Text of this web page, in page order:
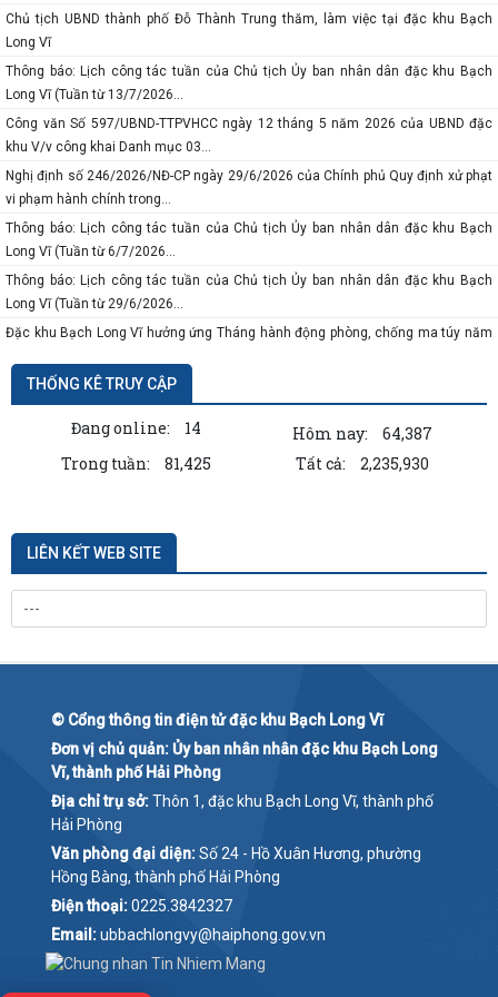
Chủ tịch UBND thành phố Đỗ Thành Trung thăm, làm việc tại đặc khu Bạch
Long Vĩ
Thông báo: Lịch công tác tuần của Chủ tịch Ủy ban nhân dân đặc khu Bạch
Long Vĩ (Tuần từ 13/7/2026...
Công văn Số 597/UBND-TTPVHCC ngày 12 tháng 5 năm 2026 của UBND đặc
khu V/v công khai Danh mục 03...
Nghị định số 246/2026/NĐ-CP ngày 29/6/2026 của Chính phủ Quy định xử phạt
vi phạm hành chính trong...
Thông báo: Lịch công tác tuần của Chủ tịch Ủy ban nhân dân đặc khu Bạch
Long Vĩ (Tuần từ 6/7/2026...
Thông báo: Lịch công tác tuần của Chủ tịch Ủy ban nhân dân đặc khu Bạch
Long Vĩ (Tuần từ 29/6/2026...
Đặc khu Bạch Long Vĩ hưởng ứng Tháng hành động phòng, chống ma túy năm
Thông báo Kết quả xét thăng hạng chức danh nghề nghiệp viên chức từ Nhân
viên lên Cán sự
Tăng cường bảo vệ động vật hoang dã, chim di cư trên địa bàn đặc khu Bạch
Bạch Long Vĩ tổ chức chương trình giáo dục kỹ năng phòng, chống đuối nước
HỘI ĐỒNG XÉT THĂNG HẠNG VIÊN CHỨC ĐẶC KHU BẠCH LONG VĨ THÔNG BÁO:
Đặc khu Bạch Long Vĩ tổ chức Đại hội đại biểu Hội Khuyến học lần thứ I, nhiệm
kỳ 2026 – 2031
Đoàn Thanh niên Đặc khu ra quân hưởng ứng phong trào "Toàn dân chung tay
bảo vệ môi trường vì một...
Đẩy mạnh cài đặt và sử dụng ứng dụng Công dân số "Smart Hải Phòng" –
Chung tay xây dựng chính quyền...
Đặc khu Bạch Long Vĩ đẩy mạnh tuyên truyền, vận động cài đặt và sử dụng ứng
dụng Công dân số Smart...
Khai mạc hoạt động hè và hưởng ứng Tháng hành động vì trẻ em năm 2026 tại
đặc khu Bạch Long Vĩ
Công văn Số 674/UBND-TTPVHCC ngày 18 tháng 5 năm 2026 của UBND đặc
THỐNG KÊ TRUY CẬP
Đang online: 14 Hôm nay:
64,387
Trong tuần:
81,425 Tất cả: 2,235,930
LIÊN KẾT WEB SITE
© Cổng thông tin điện tử đặc khu Bạch Long Vĩ
Đơn vị chủ quản: Ủy ban nhân nhân đặc khu Bạch Long
Vĩ, thành phố Hải Phòng
Địa chỉ trụ sở:Thôn 1, đặc khu Bạch Long Vĩ, thành phố
Hải Phòng
Văn phòng đại diện:Số 24 - Hồ Xuân Hương, phường
Hồng Bàng, thành phố Hải Phòng
Điện thoại:0225.3842327
Email:ubbachlongvy@haiphong.gov.vn